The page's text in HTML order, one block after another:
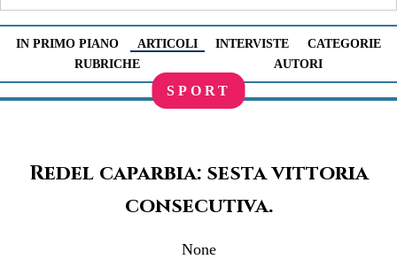
IN PRIMO PIANO ARTICOLI INTERVISTE
CATEGORIE
RUBRICHE
AUTORI
SPORT
Redel caparbia: sesta vittoria
consecutiva.
None